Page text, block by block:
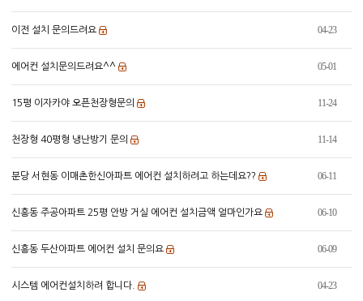
이전 설치 문의드려요 04-23
에어컨 설치문의드려요^^ 05-01
15평 이자카야 오픈천장형문의 11-24
천장형 40평형 냉난방기 문의 11-14
분당 서현동 이매촌한신아파트 에어컨 설치하려고 하는데요?? 06-11
신흥동 주공아파트 25평 안방 거실 에어컨 설치금액 얼마인가요 06-10
신흥동 두산아파트 에어컨 설치 문의요 06-09
시스템 에어컨설치하려 합니다. 04-23